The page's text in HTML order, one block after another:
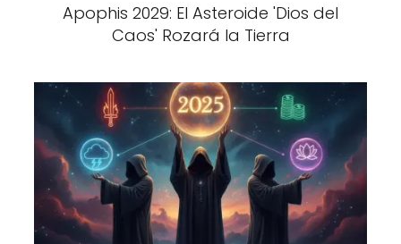
Apophis 2029: El Asteroide 'Dios del
Caos' Rozará la Tierra